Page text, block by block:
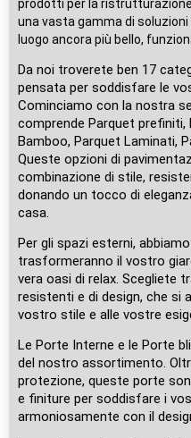
prodotti per la
una vasta gamma di
luogo ancora più bello,
Da noi troverete ben 17
pensata per soddisfare le
Cominciamo con la nostra
comprende Parquet prefiniti,
Bamboo, Parquet Laminati,
Queste opzioni di
combinazione di stile,
donando un tocco di
casa.
Per gli spazi esterni,
trasformeranno il vostro
vera oasi di relax. Scegliete
resistenti e di design, che si
vostro stile e alle vostre
Le Porte Interne e le Porte
del nostro assortimento.
protezione, queste porte
e finiture per soddisfare i
armoniosamente con il